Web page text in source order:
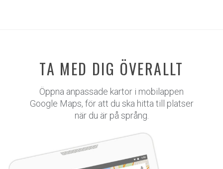
TA MED DIG ÖVERALLT
Öppna anpassade kartor i mobilappen
Google Maps, för att du ska hitta till platser
när du är på språng.